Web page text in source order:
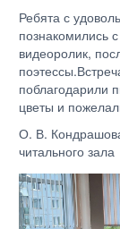
Ребята с
познакомились
видеоролик,
поблагодарили
цветы и
О. В.
читального зала